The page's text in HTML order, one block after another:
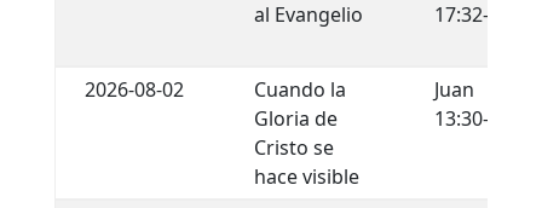
al Evangelio
17:32-34
2026-08-02
Cuando la
Gloria de
Cristo se
hace visible
Juan
13:30-35